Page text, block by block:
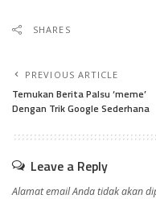
SHARES
PREVIOUS ARTICLE
Temukan Berita Palsu ‘meme’
Dengan Trik Google Sederhana
Leave a Reply
Alamat email Anda tidak akan